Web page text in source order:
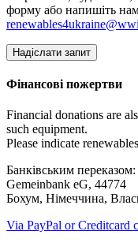
форму або напишіть
Надіслати запит
Фінансові пожертви
Financial donations are
such equipment.
Please indicate
Банківським
Gemeinbank eG, 44774
Бохум, Німеччина,
Via PayPal or Creditcard